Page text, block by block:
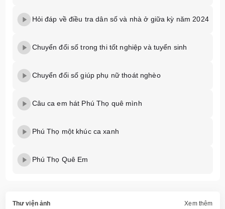
Hỏi đáp về điều tra dân số và nhà ở giữa kỳ năm 2024
Chuyển đổi số trong thi tốt nghiệp và tuyển sinh
Chuyển đối số giúp phụ nữ thoát nghèo
Câu ca em hát Phú Thọ quê mình
Phú Thọ một khúc ca xanh
Phú Thọ Quê Em
Thư viện ảnh Xem thêm